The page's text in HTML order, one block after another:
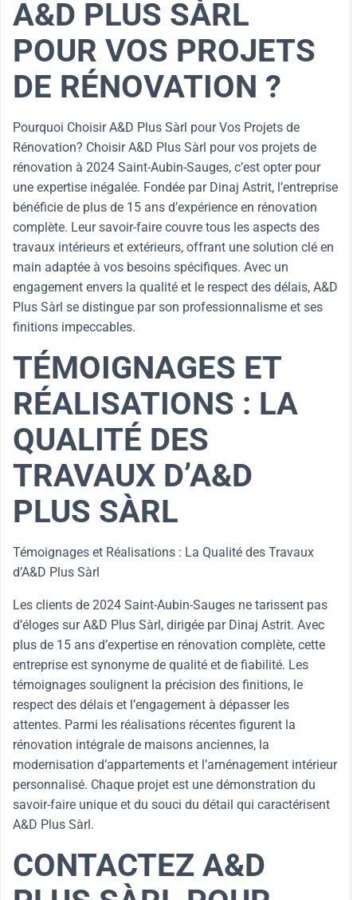
A&D PLUS SÀRL
POUR VOS PROJETS
DE RÉNOVATION ?
Pourquoi Choisir A&D Plus Sàrl pour Vos Projets de
Rénovation? Choisir A&D Plus Sàrl pour vos projets de
rénovation à 2024 Saint-Aubin-Sauges, c’est opter pour
une expertise inégalée. Fondée par Dinaj Astrit, l’entreprise
bénéficie de plus de 15 ans d’expérience en rénovation
complète. Leur savoir-faire couvre tous les aspects des
travaux intérieurs et extérieurs, offrant une solution clé en
main adaptée à vos besoins spécifiques. Avec un
engagement envers la qualité et le respect des délais, A&D
Plus Sàrl se distingue par son professionnalisme et ses
finitions impeccables.
TÉMOIGNAGES ET
RÉALISATIONS : LA
QUALITÉ DES
TRAVAUX D’A&D
PLUS SÀRL
Témoignages et Réalisations : La Qualité des Travaux
d’A&D Plus Sàrl
Les clients de 2024 Saint-Aubin-Sauges ne tarissent pas
d’éloges sur A&D Plus Sàrl, dirigée par Dinaj Astrit. Avec
plus de 15 ans d’expertise en rénovation complète, cette
entreprise est synonyme de qualité et de fiabilité. Les
témoignages soulignent la précision des finitions, le
respect des délais et l’engagement à dépasser les
attentes. Parmi les réalisations récentes figurent la
rénovation intégrale de maisons anciennes, la
modernisation d’appartements et l’aménagement intérieur
personnalisé. Chaque projet est une démonstration du
savoir-faire unique et du souci du détail qui caractérisent
A&D Plus Sàrl.
CONTACTEZ A&D